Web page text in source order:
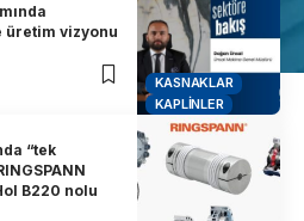
KASNAKLAR
KAPLINLER
vizyonu
“tek
B220 nolu